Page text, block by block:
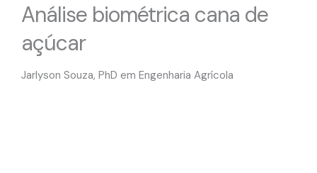
Análise biométrica cana de
açúcar
Jarlyson Souza, PhD em Engenharia Agrícola